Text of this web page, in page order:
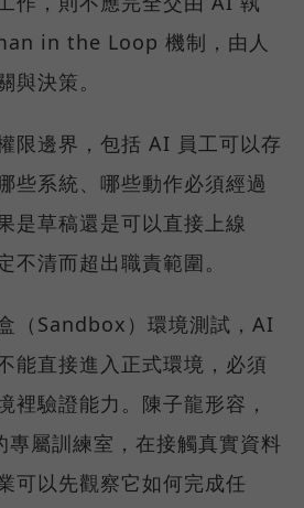
in the Loop 機制，由人
與決策。
限邊界，包括 AI 員工可以存
些系統、哪些動作必須經過
是草稿還是可以直接上線
不清而超出職責範圍。
（Sandbox）環境測試，AI
能直接進入正式環境，必須
裡驗證能力。陳子龍形容，
屬訓練室，在接觸真實資料
可以先觀察它如何完成任